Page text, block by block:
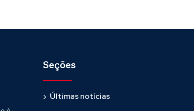
Seções
Últimas notícias